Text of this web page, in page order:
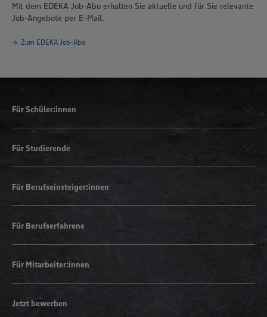
Mit dem EDEKA Job-Abo erhalten Sie aktuelle und für Sie relevante
Job-Angebote per E-Mail.
Zum EDEKA Job-Abo
Für Schüler:innen
Für Studierende
Für Berufseinsteiger:innen
Für Berufserfahrene
Für Mitarbeiter:innen
Jetzt bewerben